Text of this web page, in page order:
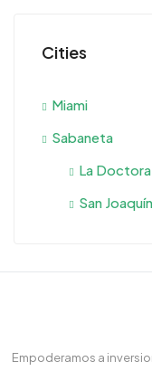
Cities
Miami
Sabaneta
La Doctora
San Joaquín
Empoderamos a